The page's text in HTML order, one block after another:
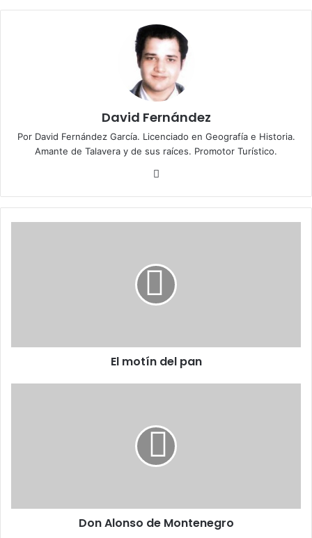
David Fernández
Por David Fernández García. Licenciado en Geografía e Historia.
Amante de Talavera y de sus raíces. Promotor Turístico.
bo
ok
e
El motín del pan
o
Don Alonso de Montenegro